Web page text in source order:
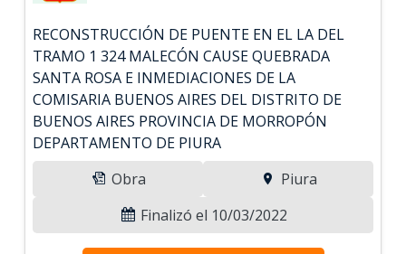
RECONSTRUCCIÓN DE PUENTE EN EL LA DEL
TRAMO 1 324 MALECÓN CAUSE QUEBRADA
SANTA ROSA E INMEDIACIONES DE LA
COMISARIA BUENOS AIRES DEL DISTRITO DE
BUENOS AIRES PROVINCIA DE MORROPÓN
DEPARTAMENTO DE PIURA
Obra
Piura
Finalizó el 10/03/2022